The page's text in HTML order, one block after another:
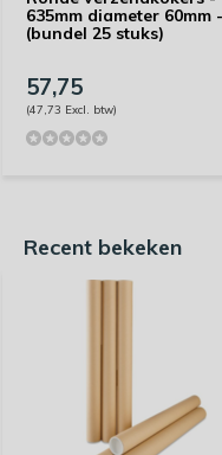
635mm diameter 60mm -
(bundel 25 stuks)
57,75
(47,73 Excl. btw)
Recent bekeken